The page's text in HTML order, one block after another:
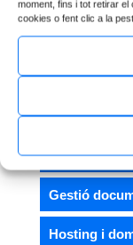
moment, fins i tot retirar
cookies o fent clic a la
Canal de
Compliance
Còpies de
Gestió
Hosting i